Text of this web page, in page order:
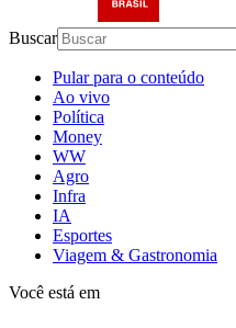
Buscar
Pular para o conteúdo
Ao vivo
Política
Money
WW
Agro
Infra
IA
Esportes
Viagem & Gastronomia
Você está em